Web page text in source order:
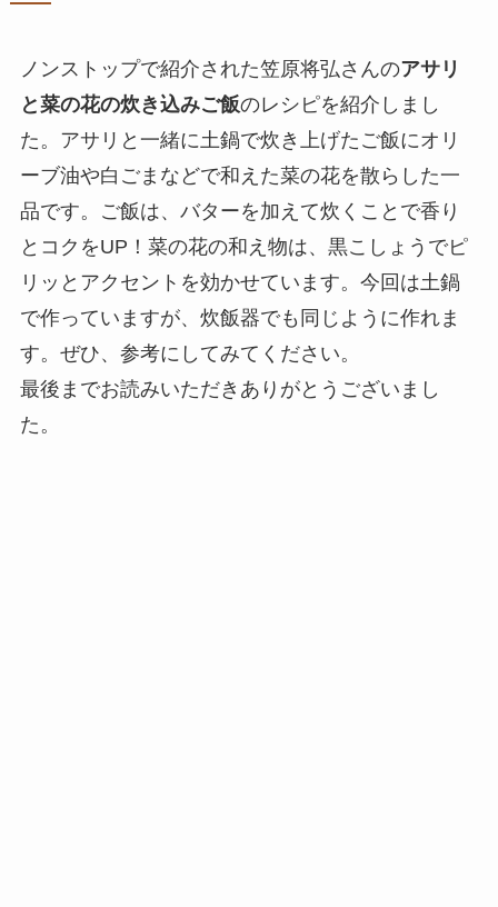
ノンストップで紹介された笠原将弘さんのアサリ
と菜の花の炊き込みご飯のレシピを紹介しまし
た。アサリと一緒に土鍋で炊き上げたご飯にオリ
ーブ油や白ごまなどで和えた菜の花を散らした一
品です。ご飯は、バターを加えて炊くことで香り
とコクをUP！菜の花の和え物は、黒こしょうでピ
リッとアクセントを効かせています。今回は土鍋
で作っていますが、炊飯器でも同じように作れま
す。ぜひ、参考にしてみてください。
最後までお読みいただきありがとうございまし
た。